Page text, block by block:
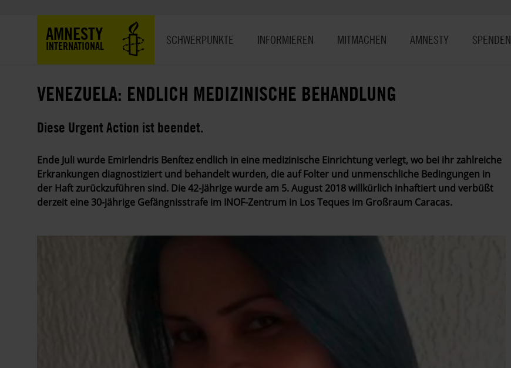
AMNESTY
INTERNATIONAL SCHWERPUNKTE INFORMIEREN MITMACHEN AMNESTY SPENDEN
VENEZUELA: ENDLICH MEDIZINISCHE BEHANDLUNG
Diese Urgent Action ist beendet.
Ende Juli wurde Emirlendris Benítez endlich in eine medizinische Einrichtung verlegt, wo bei ihr zahlreiche
Erkrankungen diagnostiziert und behandelt wurden, die auf Folter und unmenschliche Bedingungen in
der Haft zurückzuführen sind. Die 42-Jährige wurde am 5. August 2018 willkürlich inhaftiert und verbüßt
derzeit eine 30-jährige Gefängnisstrafe im INOF-Zentrum in Los Teques im Großraum Caracas.